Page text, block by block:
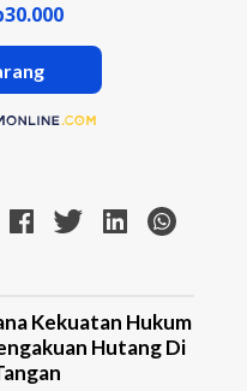
Kekuatan Hukum
Hutang Di